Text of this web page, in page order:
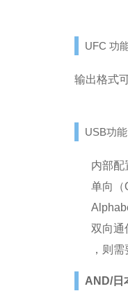
UFC 功
输出格式
USB功
内部配
单向（
双向通
，则
AND/日